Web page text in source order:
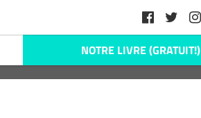
NOTRE LIVRE (GRATUIT!)